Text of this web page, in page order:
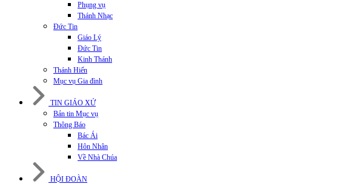
Phụng vụ
Thánh Nhạc
Đức Tin
Giáo Lý
Đức Tin
Kinh Thánh
Thánh Hiến
Mục vụ Gia đình
TIN GIÁO XỨ
Bản tin Mục vụ
Thông Báo
Bác Ái
Hôn Nhân
Về Nhà Chúa
HỘI ĐOÀN